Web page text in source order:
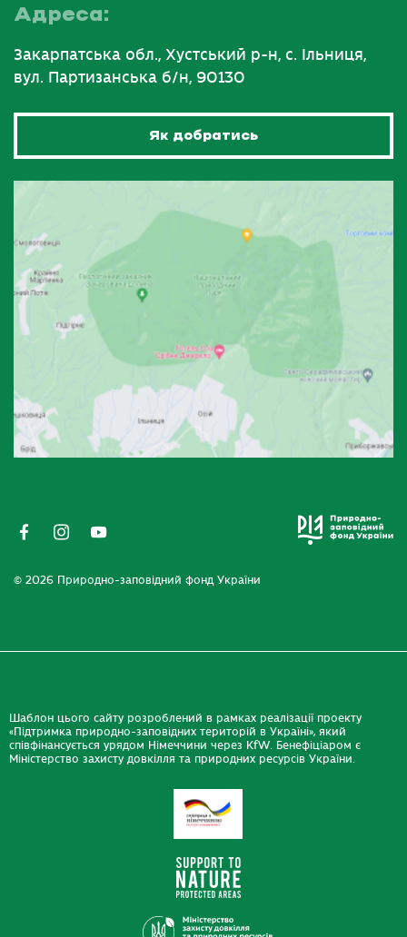
Адреса:
Закарпатська обл., Хустський р-н, с. Ільниця,
вул. Партизанська б/н, 90130
Як добратись
© 2026 Природно-заповідний фонд України
Шаблон цього сайту розроблений в рамках реалізації проекту
«Підтримка природно-заповідних територій в Україні», який
співфінансується урядом Німеччини через KfW. Бенефіціаром є
Міністерство захисту довкілля та природних ресурсів України.